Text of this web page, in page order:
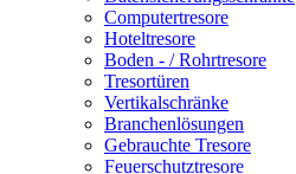
Computertresore
Hoteltresore
Boden - / Rohrtresore
Tresortüren
Vertikalschränke
Branchenlösungen
Gebrauchte Tresore
Feuerschutztresore